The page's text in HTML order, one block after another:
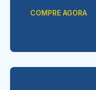
COMPRE AGORA